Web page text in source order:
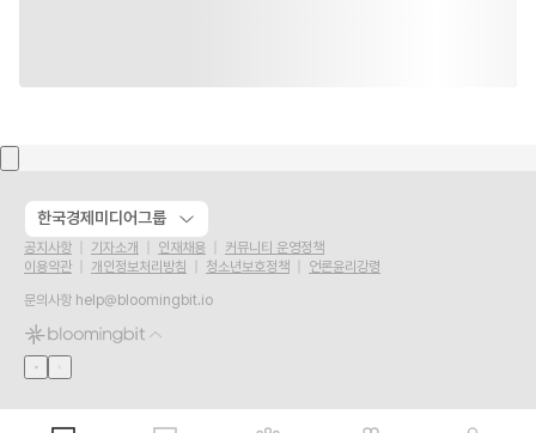
한국경제미디어그룹
공지사항 기자소개 인재채용
커뮤니티 운영정책
이용약관
개인정보처리방침 청소년보호정책
언론윤리강령
문의사항 help@bloomingbit.io